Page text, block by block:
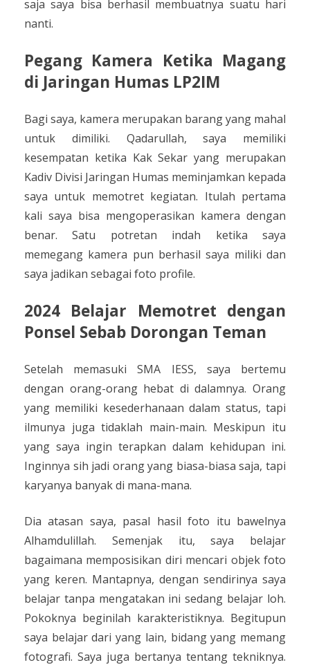
saja saya bisa berhasil membuatnya suatu hari
nanti.
Pegang Kamera Ketika Magang
di Jaringan Humas LP2IM
Bagi saya, kamera merupakan barang yang mahal
untuk dimiliki. Qadarullah, saya memiliki
kesempatan ketika Kak Sekar yang merupakan
Kadiv Divisi Jaringan Humas meminjamkan kepada
saya untuk memotret kegiatan. Itulah pertama
kali saya bisa mengoperasikan kamera dengan
benar. Satu potretan indah ketika saya
memegang kamera pun berhasil saya miliki dan
saya jadikan sebagai foto profile.
2024 Belajar Memotret dengan
Ponsel Sebab Dorongan Teman
Setelah memasuki SMA IESS, saya bertemu
dengan orang-orang hebat di dalamnya. Orang
yang memiliki kesederhanaan dalam status, tapi
ilmunya juga tidaklah main-main. Meskipun itu
yang saya ingin terapkan dalam kehidupan ini.
Inginnya sih jadi orang yang biasa-biasa saja, tapi
karyanya banyak di mana-mana.
Dia atasan saya, pasal hasil foto itu bawelnya
Alhamdulillah. Semenjak itu, saya belajar
bagaimana memposisikan diri mencari objek foto
yang keren. Mantapnya, dengan sendirinya saya
belajar tanpa mengatakan ini sedang belajar loh.
Pokoknya beginilah karakteristiknya. Begitupun
saya belajar dari yang lain, bidang yang memang
fotografi. Saya juga bertanya tentang tekniknya.